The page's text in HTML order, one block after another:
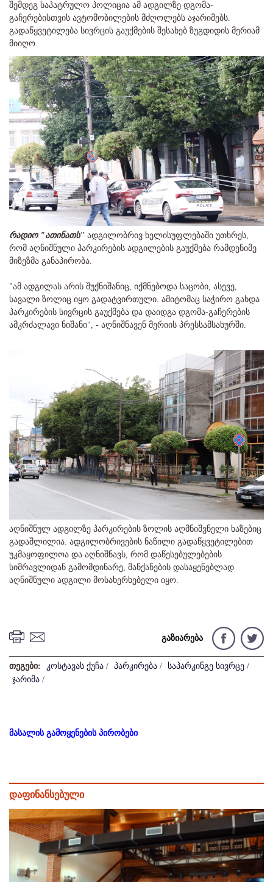
შემდეგ საპატრულო პოლიცია ამ ადგილზე დგომა-
გაჩერებისთვის ავტომობილების მძღოლებს აჯარიმებს.
გადაწყვეტილება სივრცის გაუქმების შესახებ ზუგდიდის მერიამ
მიიღო.
რადიო "ათინათს" ადგილობრივ ხელისუფლებაში უთხრეს,
რომ აღნიშნული პარკირების ადგილების გაუქმება რამდენიმე
მიზეზმა განაპირობა.
"ამ ადგილას არის შუქნიშანიც, იქმნებოდა საცობი, ასევე,
სავალი ზოლიც იყო გადატვირთული. ამიტომაც საჭირო გახდა
პარკირების სივრცის გაუქმება და დაიდგა დგომა-გაჩერების
ამკრძალავი ნიშანი", - აღნიშნავენ მერიის პრესსამსახურში.
აღნიშნულ ადგილზე პარკირების ზოლის აღმნიშვნელი ხაზებიც
გადაშლილია. ადგილობრივების ნაწილი გადაწყვეტილებით
უკმაყოფილოა და აღნიშნავს, რომ დაწესებულებების
სიმრავლიდან გამომდინარე, მანქანების დასაყენებლად
აღნიშნული ადგილი მოსახერხებელი იყო.
გაზიარება
თეგები: კოსტავას ქუჩა / პარკირება / საპარკინგე სივრცე /
ჯარიმა /
მასალის გამოყენების პირობები
დაფინანსებული